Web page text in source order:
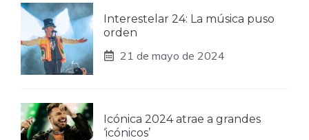
Interestelar 24: La música puso
orden
21 de mayo de 2024
Icónica 2024 atrae a grandes
‘icónicos’